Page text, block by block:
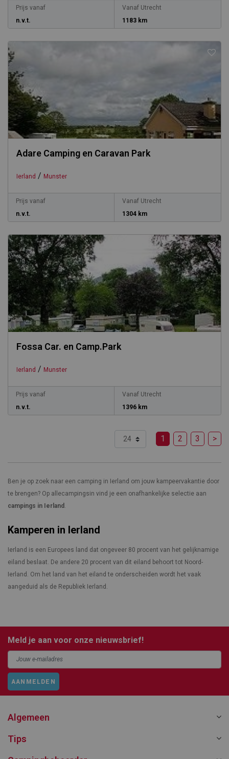
Ben je op zoek naar een camping in Ierland om jouw kampeervakantie door
te brengen? Op allecampingsin vind je een onafhankelijke selectie aan
campings in Ierland .
Kamperen in Ierland
Ierland is een Europees land dat ongeveer 80 procent van het gelijknamige
eiland beslaat. De andere 20 procent van dit eiland behoort tot Noord-
Ierland. Om het land van het eiland te onderscheiden wordt het vaak
aangeduid als de Republiek Ierland.
Prijs vanaf
n.v.t.
Vanaf Utrecht
1183 km
Adare Camping en Caravan Park
Ierland / Munster
Prijs vanaf
n.v.t.
Vanaf Utrecht
1304 km
Fossa Car. en Camp.Park
Ierland / Munster
Prijs vanaf
n.v.t.
Vanaf Utrecht
1396 km
1 2 3 >
Meld je aan voor onze nieuwsbrief!
AANMELDEN
Algemeen
Tips